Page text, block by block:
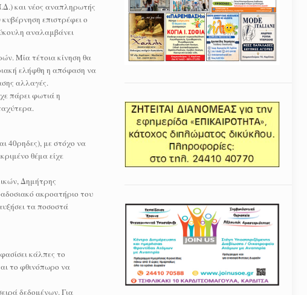
και νέος αναπληρωτής
επιστρέφει ο
αναλαμβάνει
Μία τέτοια κίνηση θα
ελήφθη η απόφαση να
αλλαγές.
πάρει φωτιά η
40ρηδες), με στόχο να
θέμα είχε
Δημήτρης
ακροατήριο του
τα ποσοστά
κάλπες το
το φθινόπωρο να
δεδομένων. Για